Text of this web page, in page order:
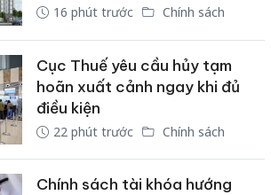
16 phút trước Chính sách
Cục Thuế yêu cầu hủy tạm
hoãn xuất cảnh ngay khi đủ
điều kiện
22 phút trước Chính sách
Chính sách tài khóa hướng